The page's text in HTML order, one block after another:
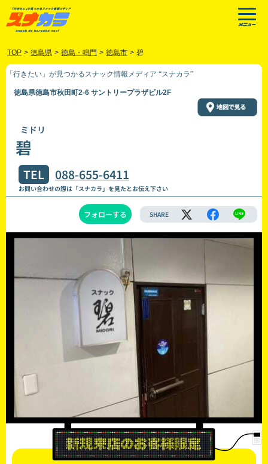
TOP > 徳島県 > 徳島・鳴門 > 徳島市 > 碧
「行きたい」が見つかるスナック情報メディア “スナカラ”
徳島県徳島市秋田町2-6 サントリープラザビル2F
ミドリ
碧
TEL 088-655-6411
お問い合わせの際は「スナカラ」を見たとお伝え下さい
フォローする SHARE